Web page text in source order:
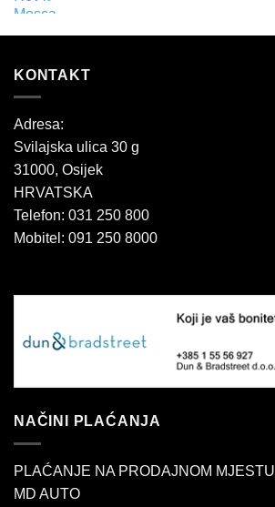
KONTAKT
Adresa:
Svilajska ulica 30 g
31000, Osijek
HRVATSKA
Telefon: 031 250 800
Mobitel: 091 250 8000
NAČINI PLAĆANJA
PLAĆANJE NA PRODAJNOM MJESTU
MD AUTO